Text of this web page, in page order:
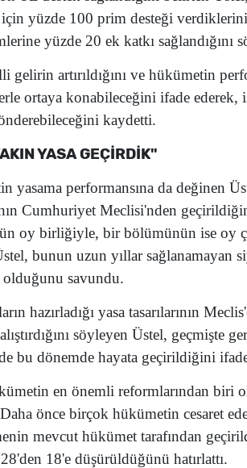
için yüzde 100 prim desteği
yüzde 20 ek katkı sağlandığını
gelirin artırıldığını ve hükümetin
ortaya konabileceğini ifade
kaydetti.
YASA GEÇİRDİK"
yasama performansına da değinen
Cumhuriyet Meclisi'nden
oy birliğiyle, bir bölümünün ise oy
bunun uzun yıllar sağlanamayan
savundu.
hazırladığı yasa tasarılarının
söyleyen Üstel, geçmişte
bu dönemde hayata geçirildiğini
en önemli reformlarından biri
önce birçok hükümetin cesaret
mevcut hükümet tarafından
28'den 18'e düşürüldüğünü hatırlattı.